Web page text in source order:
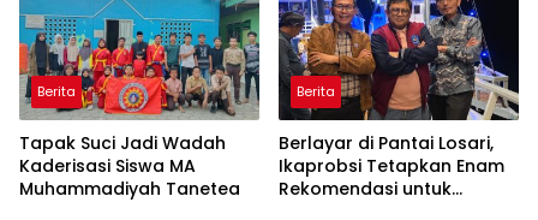
Berita
Tapak Suci Jadi Wadah
Kaderisasi Siswa MA
Muhammadiyah Tanetea
Berita
Berlayar di Pantai Losari,
Ikaprobsi Tetapkan Enam
Rekomendasi untuk